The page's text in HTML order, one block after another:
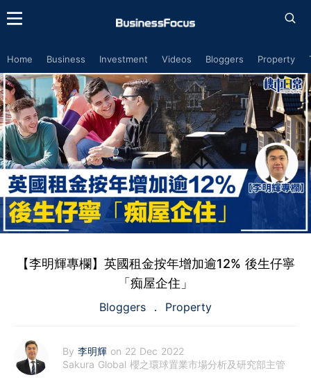
Home Business Investment Videos Bloggers Property
【李明輝專欄】英國租金按年增加逾12% 後生仔寧
「痴屋企住」
Bloggers Property
By 李明輝 on 22 Dec 2022
Sakura Global 櫻之環球置業市場分析及研究部主管